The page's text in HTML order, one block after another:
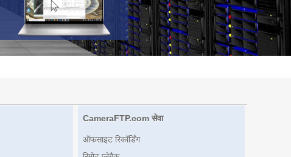
CameraFTP.com सेवा
ऑफसाइट रिकॉर्डिंग